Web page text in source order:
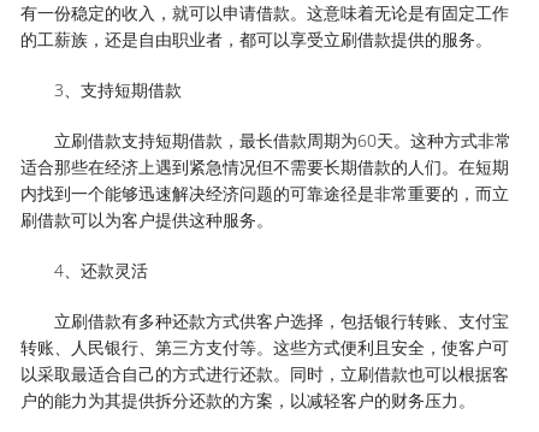
有一份稳定的收入，就可以申请借款。这意味着无论是有固定工作
的工薪族，还是自由职业者，都可以享受立刷借款提供的服务。
3、支持短期借款
立刷借款支持短期借款，最长借款周期为60天。这种方式非常
适合那些在经济上遇到紧急情况但不需要长期借款的人们。在短期
内找到一个能够迅速解决经济问题的可靠途径是非常重要的，而立
刷借款可以为客户提供这种服务。
4、还款灵活
立刷借款有多种还款方式供客户选择，包括银行转账、支付宝
转账、人民银行、第三方支付等。这些方式便利且安全，使客户可
以采取最适合自己的方式进行还款。同时，立刷借款也可以根据客
户的能力为其提供拆分还款的方案，以减轻客户的财务压力。